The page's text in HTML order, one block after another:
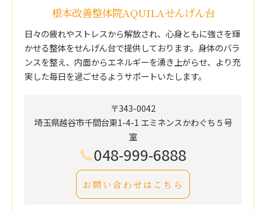
根本改善整体院AQUILAせんげん台
日々の疲れやストレスから解放され、心身ともに強さを輝
かせる整体をせんげん台で提供しております。身体のバラ
ンスを整え、内面からエネルギーを湧き上がらせ、より充
実した毎日を過ごせるようサポートいたします。
〒343-0042
埼玉県越谷市千間台東1-4-1 エミネンスかわぐち５号
室
048-999-6888
お問い合わせはこちら